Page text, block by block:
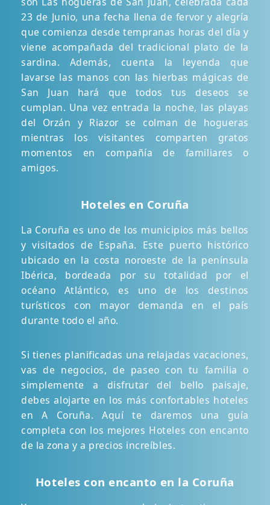
23 de Junio, una fecha llena de fervor y alegría
que comienza desde tempranas horas del día y
viene acompañada del tradicional plato de la
sardina. Además, cuenta la leyenda que
lavarse las manos con las hierbas mágicas de
San Juan hará que todos tus deseos se
cumplan. Una vez entrada la noche, las playas
del Orzán y Riazor se colman de hogueras
mientras los visitantes comparten gratos
momentos en compañía de familiares o
amigos.
Hoteles en Coruña
La Coruña es uno de los municipios más bellos
y visitados de España. Este puerto histórico
ubicado en la costa noroeste de la península
Ibérica, bordeada por su totalidad por el
océano Atlántico, es uno de los destinos
turísticos con mayor demanda en el país
durante todo el año.
Si tienes planificadas una relajadas vacaciones,
vas de negocios, de paseo con tu familia o
simplemente a disfrutar del bello paisaje,
debes alojarte en los más confortables hoteles
en A Coruña. Aquí te daremos una guía
completa con los mejores Hoteles con encanto
de la zona y a precios increíbles.
Hoteles con encanto en la Coruña